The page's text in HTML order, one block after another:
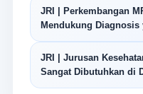
JRI | Perkembangan
Mendukung
JRI | Jurusan
Sangat Dibutuhkan di